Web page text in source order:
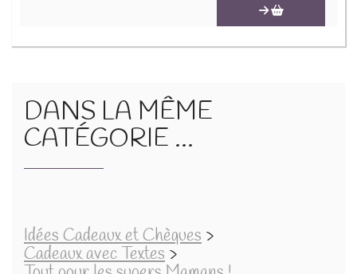
DANS LA MÊME
CATÉGORIE ...
Idées Cadeaux et Chèques >
Cadeaux avec Textes >